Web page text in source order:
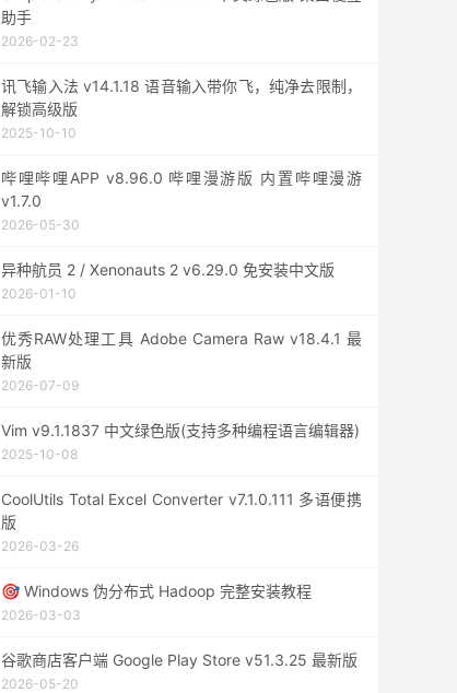
助手
2026-02-23
讯飞输入法 v14.1.18 语音输入带你飞，纯净去限制，
解锁高级版
2025-10-10
哔哩哔哩APP v8.96.0 哔哩漫游版 内置哔哩漫游
v1.7.0
2026-05-30
异种航员 2 / Xenonauts 2 v6.29.0 免安装中文版
2026-01-10
优秀RAW处理工具 Adobe Camera Raw v18.4.1 最
新版
2026-07-09
Vim v9.1.1837 中文绿色版(支持多种编程语言编辑器)
2025-10-08
CoolUtils Total Excel Converter v7.1.0.111 多语便携
版
2026-03-26
🎯 Windows 伪分布式 Hadoop 完整安装教程
2026-03-03
谷歌商店客户端 Google Play Store v51.3.25 最新版
2026-05-20